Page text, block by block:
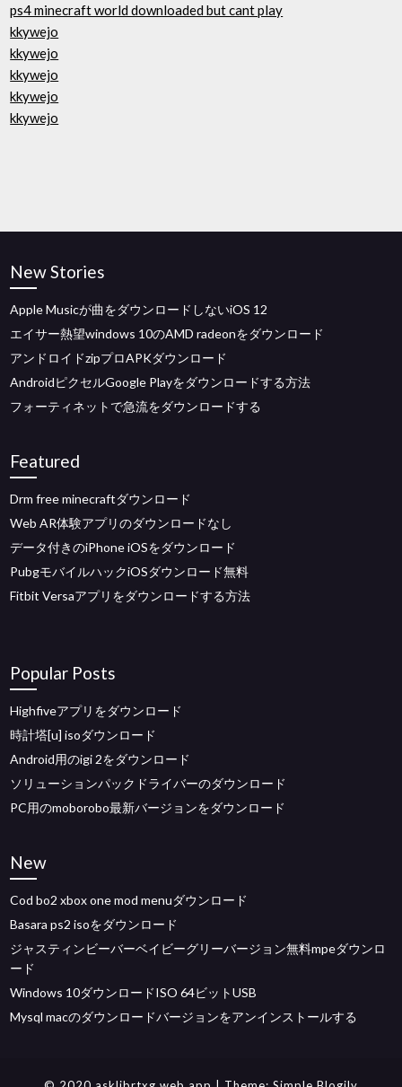
ps4 minecraft world downloaded but cant play
kkywejo
kkywejo
kkywejo
kkywejo
kkywejo
New Stories
Apple Musicが曲をダウンロードしないiOS 12
エイサー熱望windows 10のAMD radeonをダウンロード
アンドロイドzipプロAPKダウンロード
AndroidピクセルGoogle Playをダウンロードする方法
フォーティネットで急流をダウンロードする
Featured
Drm free minecraftダウンロード
Web AR体験アプリのダウンロードなし
データ付きのiPhone iOSをダウンロード
PubgモバイルハックiOSダウンロード無料
Fitbit Versaアプリをダウンロードする方法
Popular Posts
Highfiveアプリをダウンロード
時計塔[u] isoダウンロード
Android用のigi 2をダウンロード
ソリューションパックドライバーのダウンロード
PC用のmoborobo最新バージョンをダウンロード
New
Cod bo2 xbox one mod menuダウンロード
Basara ps2 isoをダウンロード
ジャスティンビーバーベイビーグリーバージョン無料mpeダウンロ
ード
Windows 10ダウンロードISO 64ビットUSB
Mysql macのダウンロードバージョンをアンインストールする